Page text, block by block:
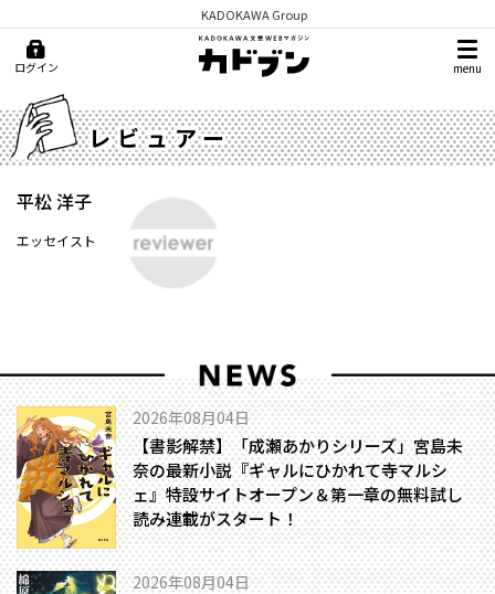
KADOKAWA Group
ログイン menu
レビュアー
平松 洋子
エッセイスト
2026年08月04日
【書影解禁】「成瀬あかりシリーズ」宮島未
奈の最新小説『ギャルにひかれて寺マルシ
ェ』特設サイトオープン＆第一章の無料試し
読み連載がスタート！
2026年08月04日